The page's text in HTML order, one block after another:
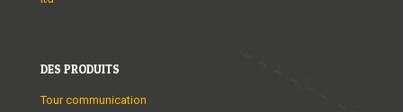
DES PRODUITS
Tour communication